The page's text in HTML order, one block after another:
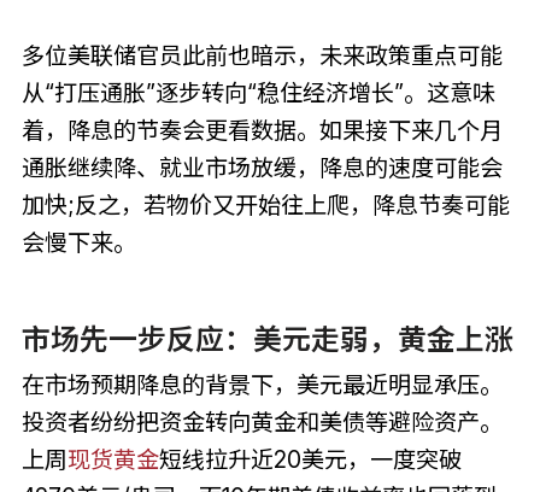
多位美联储官员此前也暗示，未来政策重点可能
从“打压通胀”逐步转向“稳住经济增长”。这意味
着，降息的节奏会更看数据。如果接下来几个月
通胀继续降、就业市场放缓，降息的速度可能会
加快;反之，若物价又开始往上爬，降息节奏可能
会慢下来。
市场先一步反应：美元走弱，黄金上涨
在市场预期降息的背景下，美元最近明显承压。
投资者纷纷把资金转向黄金和美债等避险资产。
上周现货黄金短线拉升近20美元，一度突破